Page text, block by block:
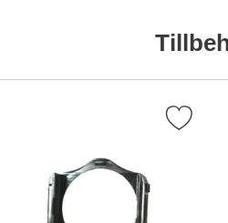
Markera hållare för